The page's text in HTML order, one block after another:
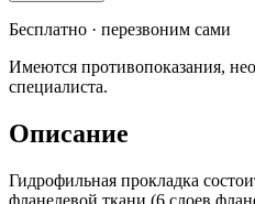
Бесплатно · перезвоним сами
Имеются противопоказания,
специалиста.
Описание
Гидрофильная прокладка
фланелевой ткани (6 слоев